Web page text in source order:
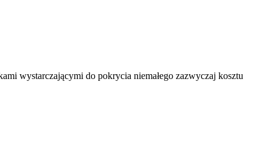
wystarczającymi do pokrycia niemałego zazwyczaj kosztu